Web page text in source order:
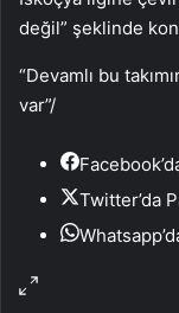
değil” şeklinde
“Devamlı bu
var”/
Twitter’da